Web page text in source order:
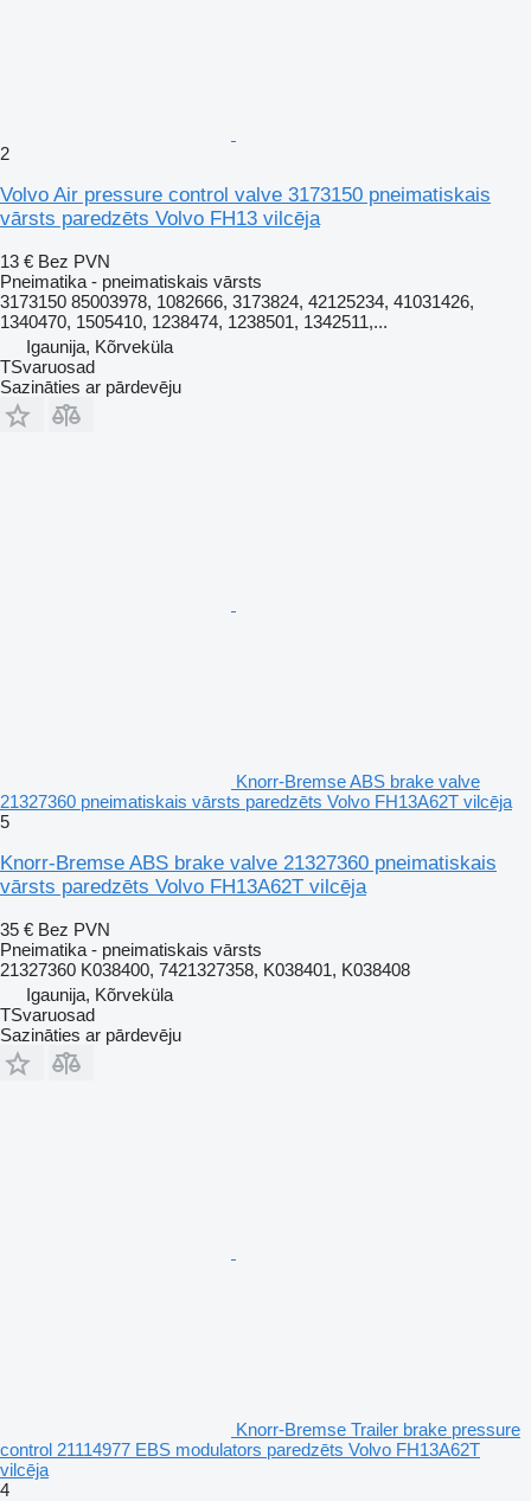
2
Volvo Air pressure control valve 3173150 pneimatiskais
vārsts paredzēts Volvo FH13 vilcēja
13 € Bez PVN
Pneimatika - pneimatiskais vārsts
3173150 85003978, 1082666, 3173824, 42125234, 41031426,
1340470, 1505410, 1238474, 1238501, 1342511,...
Igaunija, Kõrveküla
TSvaruosad
Sazināties ar pārdevēju
Knorr-Bremse ABS brake valve
21327360 pneimatiskais vārsts paredzēts Volvo FH13A62T vilcēja
5
Knorr-Bremse ABS brake valve 21327360 pneimatiskais
vārsts paredzēts Volvo FH13A62T vilcēja
35 € Bez PVN
Pneimatika - pneimatiskais vārsts
21327360 K038400, 7421327358, K038401, K038408
Igaunija, Kõrveküla
TSvaruosad
Sazināties ar pārdevēju
Knorr-Bremse Trailer brake pressure
control 21114977 EBS modulators paredzēts Volvo FH13A62T
vilcēja
4